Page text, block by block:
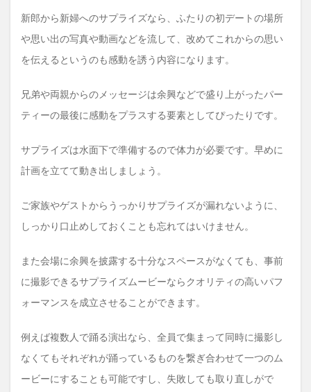
新郎から新婦へのサプライズなら、ふたりの初デートの場所
や思い出の写真や動画などを流して、改めてこれからの思い
を伝えるというのも感動を誘う内容になります。
兄弟や両親からのメッセージは余興などで盛り上がったパー
ティーの最後に感動をプラスする要素としてぴったりです。
サプライズは水面下で準備するので体力が必要です。早めに
計画を立てて動き出しましょう。
ご家族やゲストからうっかりサプライズが漏れないように、
しっかり口止めしておくことも忘れてはいけません。
また会場に余興を披露する十分なスペースがなくても、事前
に撮影できるサプライズムービーならクオリティの高いパフ
ォーマンスを成立させることができます。
例えば複数人で踊る演出なら、全員で集まって同時に撮影し
なくてもそれぞれが踊っているものを繋ぎ合わせて一つのム
ービーにすることも可能ですし、失敗しても取り直しがで